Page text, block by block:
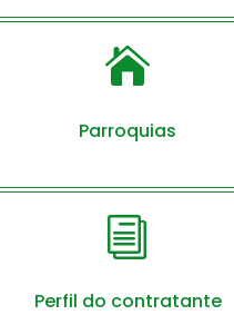

Parroquias
i
Perfil do contratante